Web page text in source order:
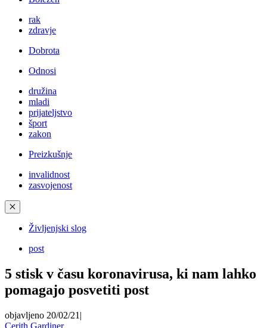
rak
zdravje
Dobrota
Odnosi
družina
mladi
prijateljstvo
šport
zakon
Preizkušnje
invalidnost
zasvojenost
✕
Življenjski slog
post
5 stisk v času koronavirusa, ki nam lahko
pomagajo posvetiti post
objavljeno 20/02/21 |
Cerith Gardiner